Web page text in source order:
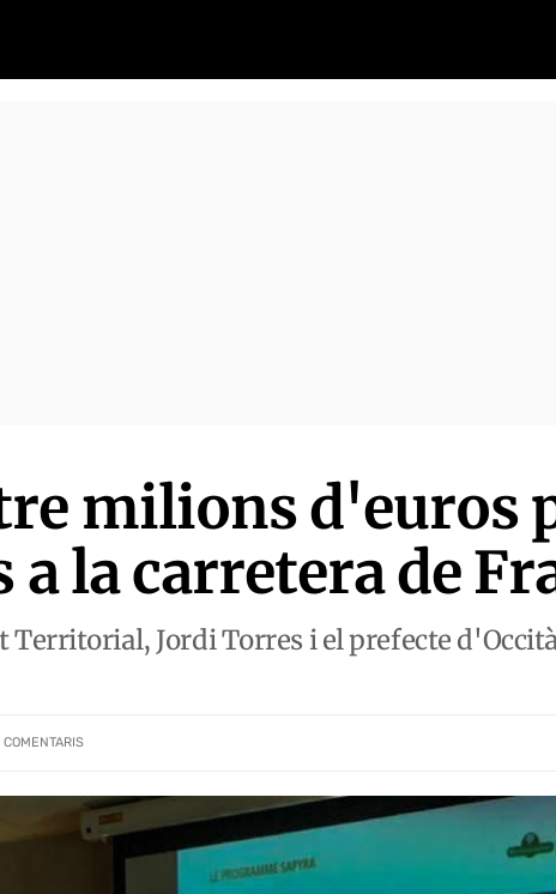
milions d'euros
la carretera de
Jordi Torres i el prefecte
COMENTARIS